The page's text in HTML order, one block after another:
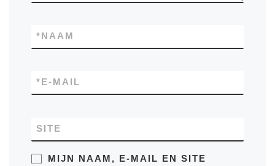
NAAM
*
E-MAIL
*
SITE
MIJN NAAM, E-MAIL EN SITE